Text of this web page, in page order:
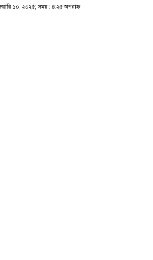
১০, ২০২৫; সময় : ৪:২৫ অপরাহ্ণ